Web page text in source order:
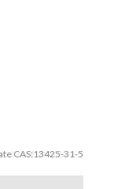
CAS:13425-31-5